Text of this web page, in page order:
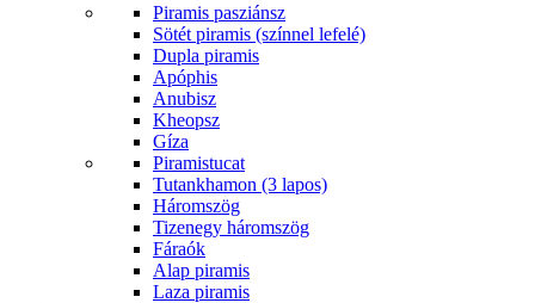
Piramis pasziánsz
Sötét piramis (színnel lefelé)
Dupla piramis
Apóphis
Anubisz
Kheopsz
Gíza
Piramistucat
Tutankhamon (3 lapos)
Háromszög
Tizenegy háromszög
Fáraók
Alap piramis
Laza piramis